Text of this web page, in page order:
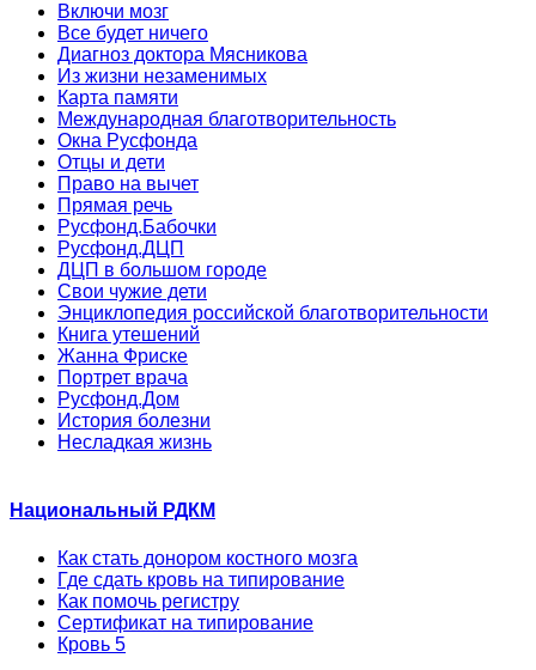
Включи мозг
Все будет ничего
Диагноз доктора Мясникова
Из жизни незаменимых
Карта памяти
Международная благотворительность
Окна Русфонда
Отцы и дети
Право на вычет
Прямая речь
Русфонд.Бабочки
Русфонд.ДЦП
ДЦП в большом городе
Свои чужие дети
Энциклопедия российской благотворительности
Книга утешений
Жанна Фриске
Портрет врача
Русфонд.Дом
История болезни
Несладкая жизнь
Национальный РДКМ
Как стать донором костного мозга
Где сдать кровь на типирование
Как помочь регистру
Сертификат на типирование
Кровь 5